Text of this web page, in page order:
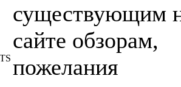
существующим
сайте обзорам,
пожелания